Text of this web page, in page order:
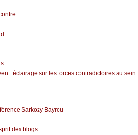
: éclairage sur les forces contradictoires au sein
Sarkozy Bayrou
des blogs